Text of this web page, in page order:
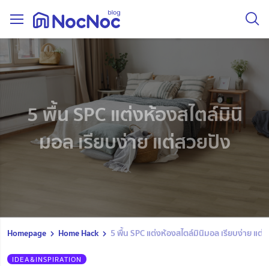
5 พื้น SPC แต่งห้องสไตล์มินิ
มอล เรียบง่าย แต่สวยปัง
Homepage Home Hack 5 พื้น SPC แต่งห้องสไตล์มินิมอล เรียบง่าย แต่
IDEA&INSPIRATION